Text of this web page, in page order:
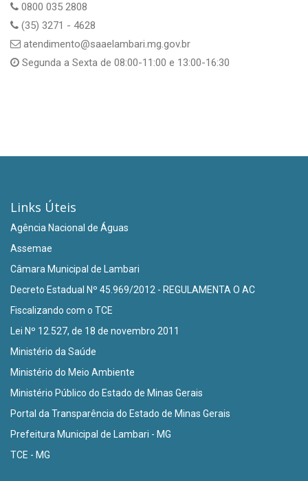
0800 035 2808
(35) 3271 - 4628
atendimento@saaelambari.mg.gov.br
Segunda a Sexta de 08:00-11:00 e 13:00-16:30
Links Úteis
Agência Nacional de Águas
Assemae
Câmara Municipal de Lambari
Decreto Estadual Nº 45.969/2012 - REGULAMENTA O AC
Fiscalizando com o TCE
Lei Nº 12.527, de 18 de novembro 2011
Ministério da Saúde
Ministério do Meio Ambiente
Ministério Público do Estado de Minas Gerais
Portal da Transparência do Estado de Minas Gerais
Prefeitura Municipal de Lambari - MG
TCE - MG